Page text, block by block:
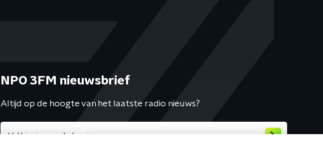
NPO 3FM nieuwsbrief
Altijd op de hoogte van het laatste radio nieuws?